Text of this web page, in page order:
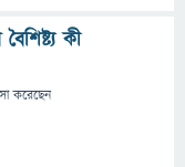
কী
করেছেন